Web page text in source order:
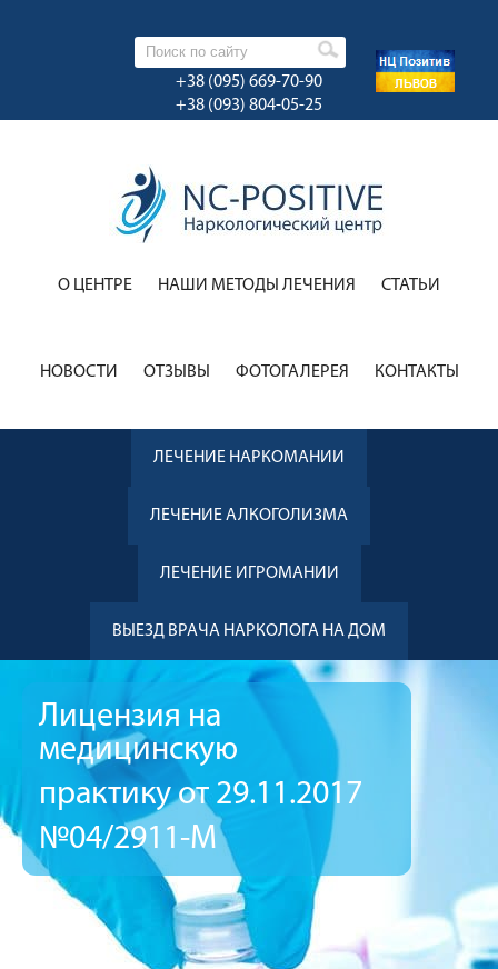
+38 (095) 669-70-90
+38 (093) 804-05-25
О ЦЕНТРЕ НАШИ МЕТОДЫ ЛЕЧЕНИЯ CТАТЬИ
НОВОСТИ ОТЗЫВЫ ФОТОГАЛЕРЕЯ КОНТАКТЫ
ЛЕЧЕНИЕ НАРКОМАНИИ
ЛЕЧЕНИЕ АЛКОГОЛИЗМА
ЛЕЧЕНИЕ ИГРОМАНИИ
ВЫЕЗД ВРАЧА НАРКОЛОГА НА ДОМ
Лицензия на
медицинскую
практику от 29.11.2017
№04/2911-М